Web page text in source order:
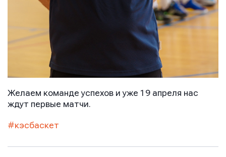
Желаем команде успехов и уже 19 апреля нас
ждут первые матчи.
#кэсбаскет